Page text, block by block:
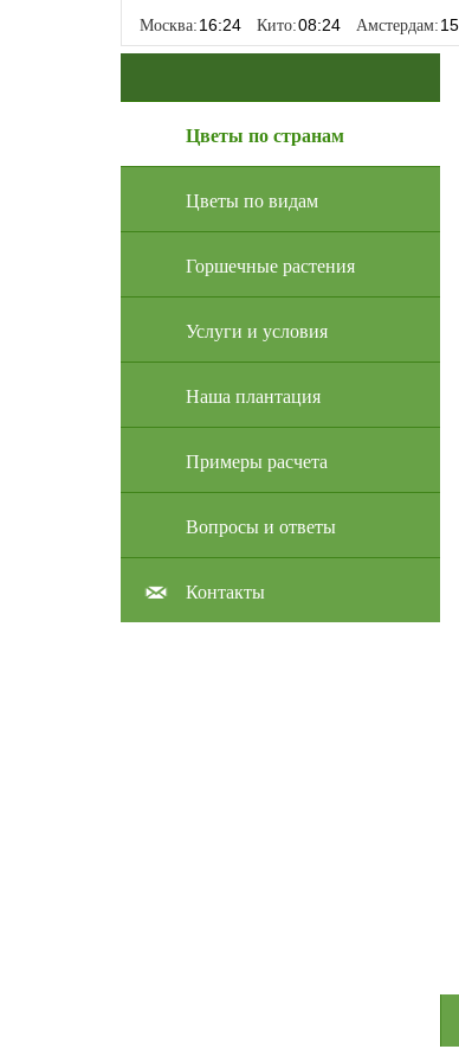
Москва: Кито: Амстердам:
Цветы по странам
Цветы по видам
Горшечные растения
Услуги и условия
Наша плантация
Примеры расчета
Вопросы и ответы
Контакты